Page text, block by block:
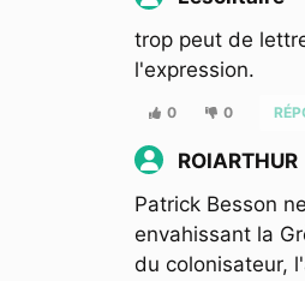
trop peut de
l'expression.
0 0
ROIARTHUR
Patrick Besson
envahissant la
du colonisateur,